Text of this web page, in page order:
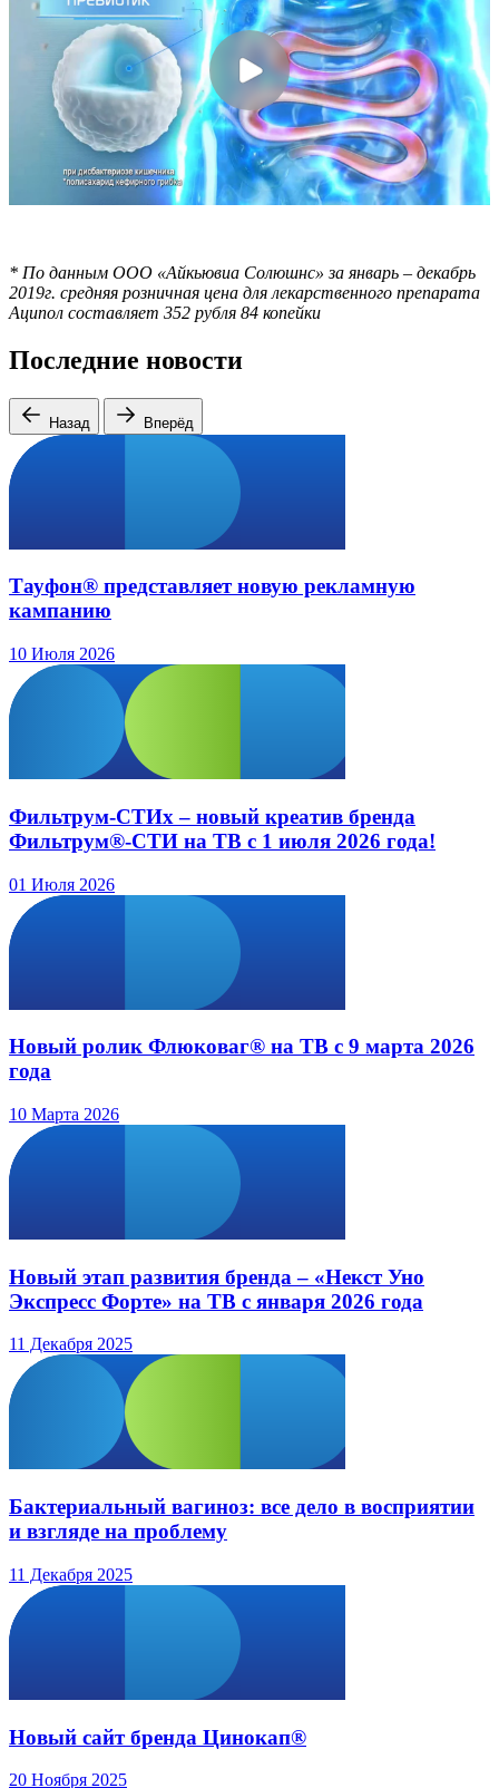
* По данным ООО «Айкьювиа Солюшнс» за январь – декабрь
2019г. средняя розничная цена для лекарственного препарата
Аципол составляет 352 рубля 84 копейки
Последние новости
Назад Вперёд
Тауфон® представляет новую рекламную
кампанию
10 Июля 2026
Фильтрум-СТИх – новый креатив бренда
Фильтрум®-СТИ на ТВ с 1 июля 2026 года!
01 Июля 2026
Новый ролик Флюковаг® на ТВ с 9 марта 2026
года
10 Марта 2026
Новый этап развития бренда – «Некст Уно
Экспресс Форте» на ТВ с января 2026 года
11 Декабря 2025
Бактериальный вагиноз: все дело в восприятии
и взгляде на проблему
11 Декабря 2025
Новый сайт бренда Цинокап®
20 Ноября 2025